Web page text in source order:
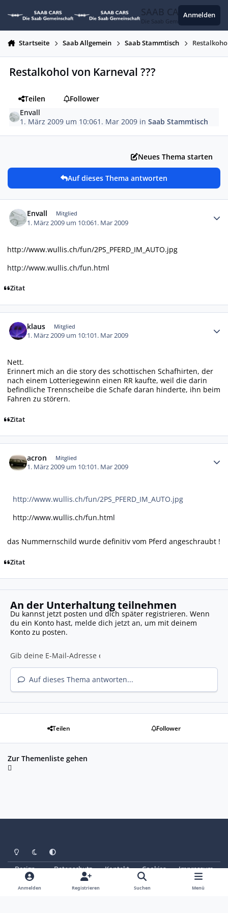
SAAB CARS
Die Saab Gemeinschaft
Anmelden
Startseite Saab Allgemein Saab Stammtisch
Restalkohol von Karneval ???
Teilen
Follower
Envall
1. März 2009 um 10:061. Mar 2009 inSaab Stammtisch
Neues Thema starten
Auf dieses Thema antworten
Envall Mitglied
1. März 2009 um 10:061. Mar 2009
http://www.wullis.ch/fun/2PS_PFERD_IM_AUTO.jpg
http://www.wullis.ch/fun.html
Zitat
klaus Mitglied
1. März 2009 um 10:101. Mar 2009
Nett.
Erinnert mich an die story des schottischen Schafhirten, der
nach einem Lotteriegewinn einen RR kaufte, weil die darin
befindliche Trennscheibe die Schafe daran hinderte, ihn beim
Fahren zu störern.
Zitat
acron Mitglied
1. März 2009 um 10:101. Mar 2009
http://www.wullis.ch/fun/2PS_PFERD_IM_AUTO.jpg
http://www.wullis.ch/fun.html
das Nummernschild wurde definitiv vom Pferd angeschraubt !
Zitat
An der Unterhaltung teilnehmen
Du kannst jetzt posten und dich später registrieren. Wenn
du ein Konto hast, melde dich jetzt an, um mit deinem
Konto zu posten.
Auf dieses Thema antworten...
Teilen Follower
Zur Themenliste gehen
Heller ModusDunkler Modus
Systemeinstellung
Design Datenschutz Kontakt Cookies
Impressum
© Copyright 2025 - SAABoteure e. V.
Powered by Invision Community
Anmelden Registrieren Suchen Menü